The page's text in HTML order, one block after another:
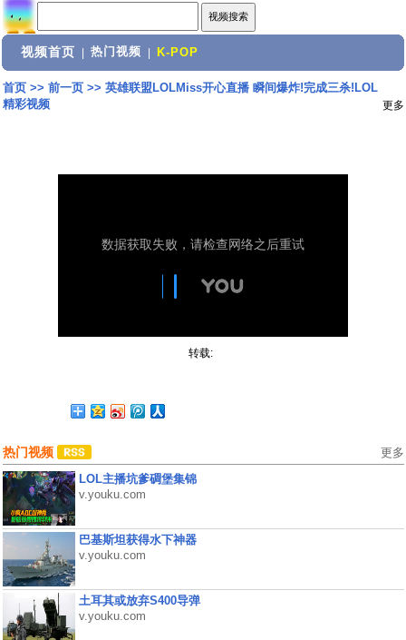
视频首页 热门视频 K-POP
首页>> 前一页>> 英雄联盟LOLMiss开心直播 瞬间爆炸!完成三杀!LOL
精彩视频
更多
转载:
热门视频 更多
LOL主播坑爹碉堡集锦
v.youku.com
巴基斯坦获得水下神器
v.youku.com
土耳其或放弃S400导弹
v.youku.com